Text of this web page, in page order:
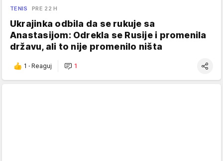
TENIS PRE 22 H
Ukrajinka odbila da se rukuje sa
Anastasijom: Odrekla se Rusije i promenila
državu, ali to nije promenilo ništa
1 · Reaguj 1